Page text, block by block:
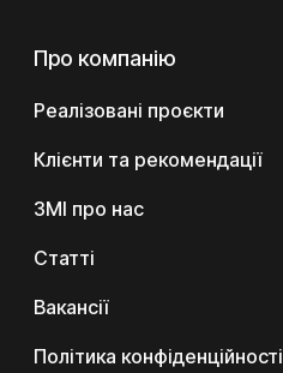
Про компанію
Реалізовані проєкти
Клієнти та рекомендації
ЗМІ про нас
Статті
Вакансії
Політика конфіденційності